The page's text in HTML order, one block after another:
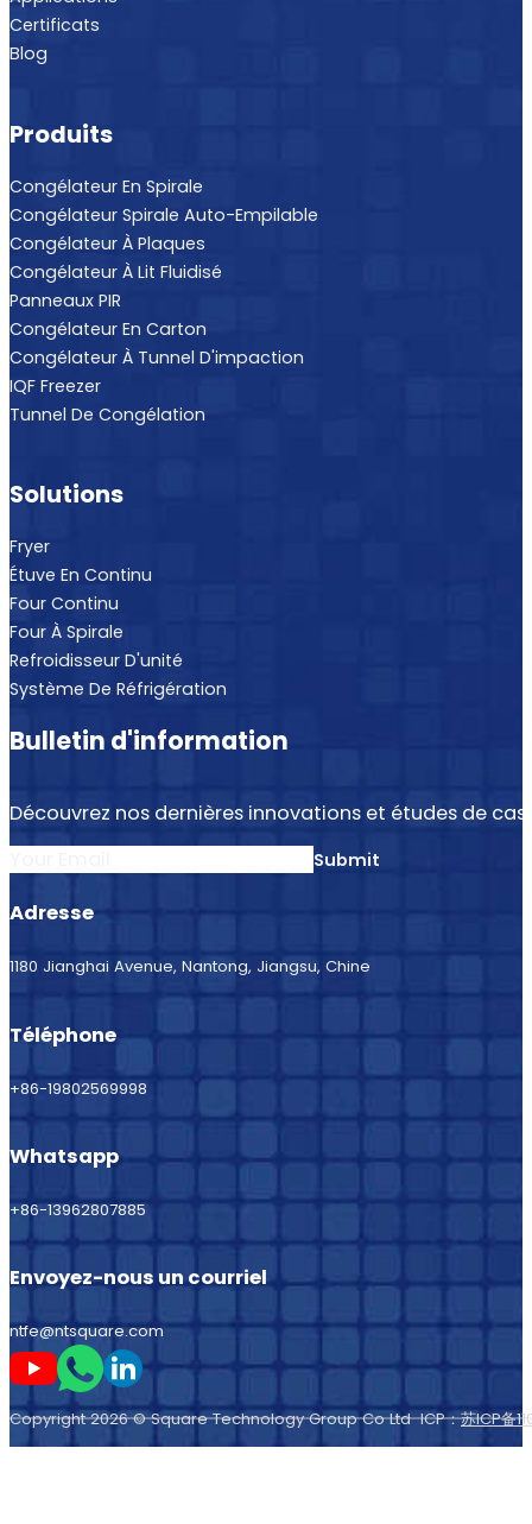
Certificats
Blog
Produits
Congélateur En Spirale
Congélateur Spirale Auto-Empilable
Congélateur À Plaques
Congélateur À Lit Fluidisé
Panneaux PIR
Congélateur En Carton
Congélateur À Tunnel D'impaction
IQF Freezer
Tunnel De Congélation
Solutions
Fryer
Étuve En Continu
Four Continu
Four À Spirale
Refroidisseur D'unité
Système De Réfrigération
Bulletin d'information
Découvrez nos dernières innovations et études de cas.
Submit
Adresse
1180 Jianghai Avenue, Nantong, Jiangsu, Chine
Téléphone
+86-19802569998
Whatsapp
+86-13962807885
Envoyez-nous un courriel
ntfe@ntsquare.com
Suivez-moi sur Youtube
Suivez-moi sur Whatsapp
Suivez-moi sur LinkedIn
Copyright 2026 © Square Technology Group Co Ltd ICP：苏ICP备